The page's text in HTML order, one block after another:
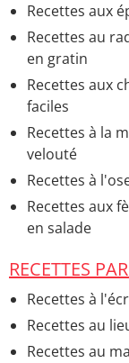
Recettes aux
Recettes au
en gratin
Recettes aux
faciles
Recettes à la
velouté
Recettes à
Recettes aux
en salade
RECETTES
Recettes à
Recettes au
Recettes au